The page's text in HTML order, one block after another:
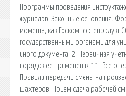
Программы проведения
журналов. Законные основания.
момента, как Госкомнефтепродукт
государственными органами для
иного документа. 2. Первичная
порядок ее применения 11. Все
Правила передачи смены на
шахтеров. Прием сдача рабочей